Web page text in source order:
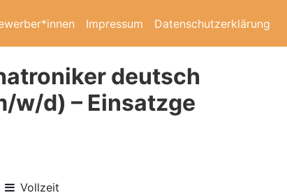
Impressum Datenschutzerklärung
deutsch
w/d) – Einsatzge
Vollzeit